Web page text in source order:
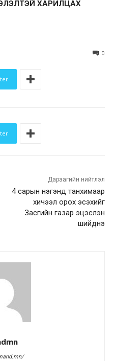
ХАРИЛЦАХ
0
Дараагийн нийтлэл
4 сарын нэгэнд танхимаар
хичээл орох эсэхийг
Засгийн газар эцэслэн
шийднэ